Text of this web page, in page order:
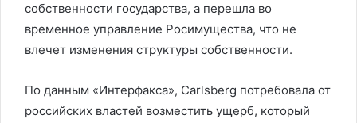
собственности государства, а перешла во
временное управление Росимущества, что не
влечет изменения структуры собственности.
По данным «Интерфакса», Carlsberg потребовала от
российских властей возместить ущерб, который